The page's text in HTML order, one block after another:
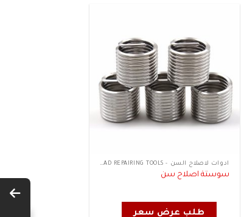
ادوات لاصلاح السن - THREAD REPAIRING TOOLS
سوستة اصلاح سن
طلب عرض سعر